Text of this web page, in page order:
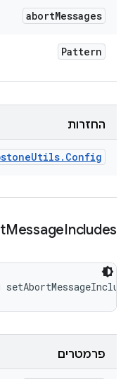
abortMessages
Pattern
החזרות
Utils. Config
MessageIncludes
פרמטרים